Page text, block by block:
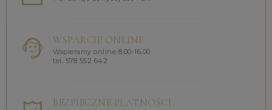
WSPARCIE ONLINE
Wspieramy online 8.00-16.00
tel. 578 552 642
BEZPIECZNE PŁATNOŚCI